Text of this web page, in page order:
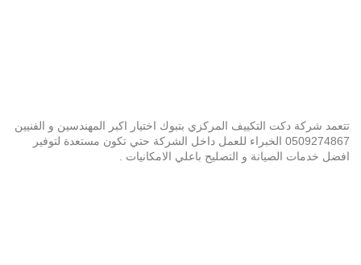
تتعمد شركة دكت التكييف المركزي بتبوك اختيار اكبر المهندسين و الفنيين
0509274867 الخبراء للعمل داخل الشركة حتي تكون مستعدة لتوفير
افضل خدمات الصيانة و التصليح باعلي الامكانيات .